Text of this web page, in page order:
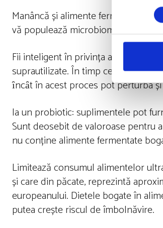
Manâncă și alimente fermentate:
vă populează microbiomul.
Fii inteligent în privința
suprautilizate. În timp ce
ȋncȃt în acest proces pot perturba
Ia un probiotic: suplimentele pot
Sunt deosebit de valoroase pentru
nu conține alimente fermentate
Limitează consumul alimentelor
și care din păcate, reprezintă
europeanului. Dietele bogate în
putea crește riscul de îmbolnăvire.